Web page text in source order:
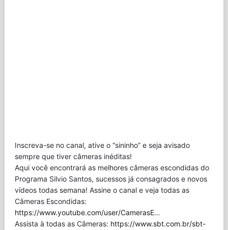
Inscreva-se no canal, ative o “sininho” e seja avisado
sempre que tiver câmeras inéditas!
Aqui você encontrará as melhores câmeras escondidas do
Programa Silvio Santos, sucessos já consagrados e novos
vídeos todas semana! Assine o canal e veja todas as
Câmeras Escondidas:
https://www.youtube.com/user/CamerasE…
Assista à todas as Câmeras: https://www.sbt.com.br/sbt-